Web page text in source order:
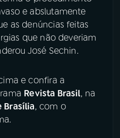
e abslutamente
as denúncias feitas
que não deveriam
José Sechin.
e confira a
Revista Brasil, na
Brasília, com o